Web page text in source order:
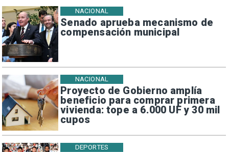
Senado aprueba mecanismo de
compensación municipal
NACIONAL
Proyecto de Gobierno amplía
beneficio para comprar primera
vivienda: tope a 6.000 UF y 30 mil
cupos
NACIONAL
DEPORTES